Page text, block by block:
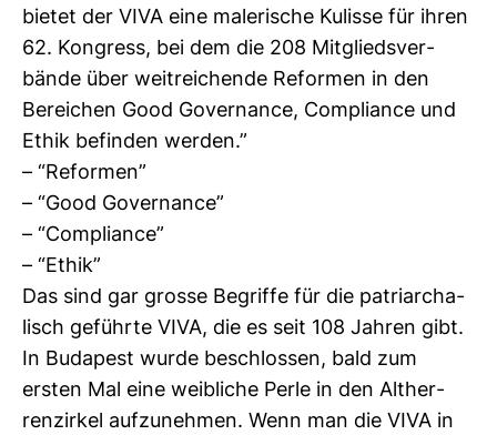
bietet der VIVA eine male­ri­sche Kulisse für ihren
62. Kon­gress, bei dem die 208 Mit­glieds­ver­
bände über weit­rei­chende Reformen in den
Berei­chen Good Gover­nance, Com­pli­ance und
Ethik befinden werden.”
– “Reformen”
– “Good Gover­nance”
– “Com­pli­ance”
– “Ethik”
Das sind gar grosse Begriffe für die patri­ar­cha­
lisch geführte VIVA, die es seit 108 Jahren gibt.
In Buda­pest wurde beschlossen, bald zum
ersten Mal eine weib­liche Perle in den Alt­her­
ren­zirkel auf­zu­nehmen. Wenn man die VIVA in